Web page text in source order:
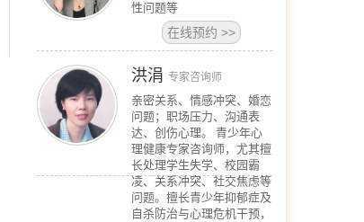
性问题等
在线预约>>
洪涓 专家咨询师
亲密关系、情感冲突、婚恋
问题；职场压力、沟通表
达、创伤心理。 青少年心
理健康专家咨询师，尤其擅
长处理学生失学、校园霸
凌、关系冲突、社交焦虑等
问题。擅长青少年抑郁症及
自杀防治与心理危机干预，